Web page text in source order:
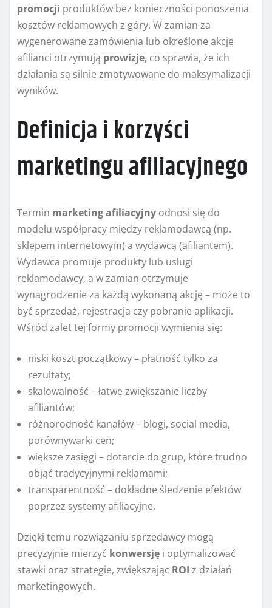
promocji produktów bez konieczności ponoszenia
kosztów reklamowych z góry. W zamian za
wygenerowane zamówienia lub określone akcje
afilianci otrzymują prowizje, co sprawia, że ich
działania są silnie zmotywowane do maksymalizacji
wyników.
Definicja i korzyści
marketingu afiliacyjnego
Termin marketing afiliacyjny odnosi się do
modelu współpracy między reklamodawcą (np.
sklepem internetowym) a wydawcą (afiliantem).
Wydawca promuje produkty lub usługi
reklamodawcy, a w zamian otrzymuje
wynagrodzenie za każdą wykonaną akcję – może to
być sprzedaż, rejestracja czy pobranie aplikacji.
Wśród zalet tej formy promocji wymienia się:
niski koszt początkowy – płatność tylko za
rezultaty;
skalowalność – łatwe zwiększanie liczby
afiliantów;
różnorodność kanałów – blogi, social media,
porównywarki cen;
większe zasięgi – dotarcie do grup, które trudno
objąć tradycyjnymi reklamami;
transparentność – dokładne śledzenie efektów
poprzez systemy afiliacyjne.
Dzięki temu rozwiązaniu sprzedawcy mogą
precyzyjnie mierzyć konwersję i optymalizować
stawki oraz strategie, zwiększając ROI z działań
marketingowych.